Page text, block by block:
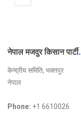
नेपाल मजदुर किसान पार्टी.
केन्द्रीय समिति, भक्तपुर
नेपाल
Phone: +1 6610026